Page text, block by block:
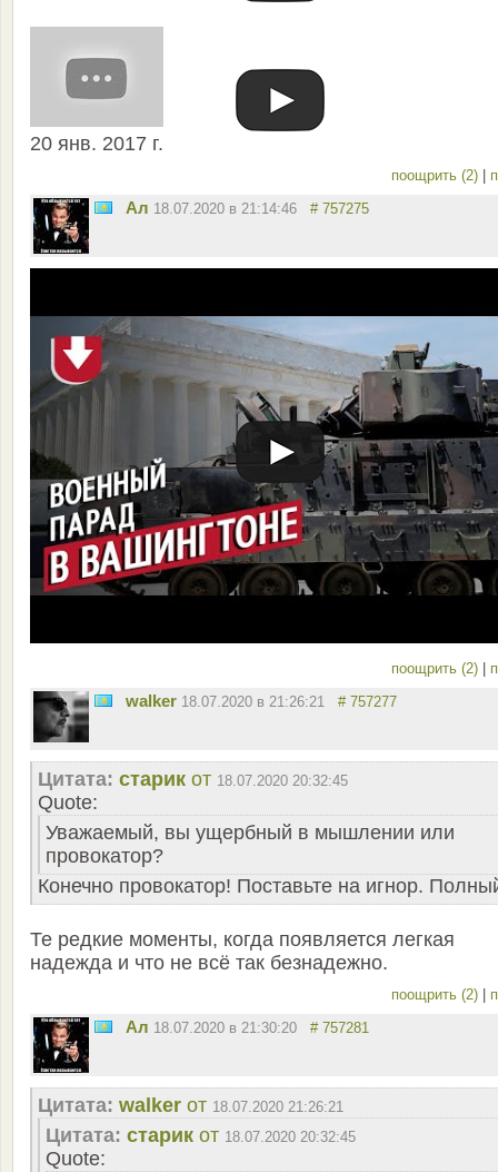
20 янв. 2017 г.
поощрить (2)
Ал 18.07.2020 в 21:14:46 # 757275
поощрить (2)
walker 18.07.2020 в 21:26:21 # 757277
Цитата: старик от 18.07.2020 20:32:45
Quote:
Уважаемый, вы ущербный в мышлении или
провокатор?
Конечно провокатор! Поставьте на игнор.
Те редкие моменты, когда появляется легкая
надежда и что не всё так безнадежно.
поощрить (2)
Ал 18.07.2020 в 21:30:20 # 757281
Цитата: walker от 18.07.2020 21:26:21
Цитата: старик от 18.07.2020 20:32:45
Quote: